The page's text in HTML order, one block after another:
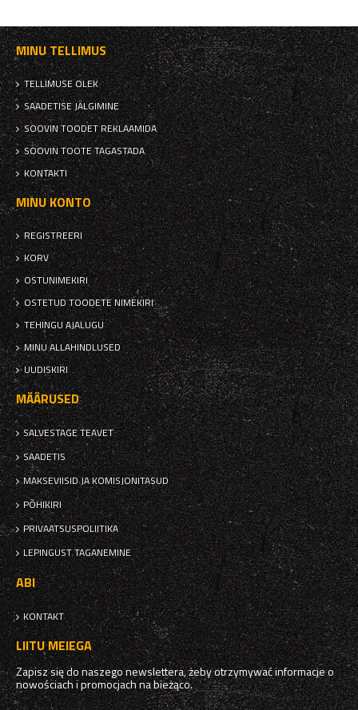
MINU TELLIMUS
TELLIMUSE OLEK
SAADETISE JÄLGIMINE
SOOVIN TOODET REKLAAMIDA
SOOVIN TOOTE TAGASTADA
KONTAKTI
MINU KONTO
REGISTREERI
KORV
OSTUNIMEKIRI
OSTETUD TOODETE NIMEKIRI
TEHINGU AJALUGU
MINU ALLAHINDLUSED
UUDISKIRI
MÄÄRUSED
SALVESTAGE TEAVET
SAADETIS
MAKSEVIISID JA KOMISJONITASUD
PÕHIKIRI
PRIVAATSUSPOLIITIKA
LEPINGUST TAGANEMINE
ABI
KONTAKT
LIITU MEIEGA
Zapisz się do naszego newslettera, żeby otrzymywać informacje o
nowościach i promocjach na bieżąco.